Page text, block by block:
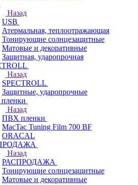
Назад
USB
Атермальная, теплоотражающая
Тонирующие солнцезащитные
Матовые и декоративные
Защитная, ударопрочная
Назад
SPECTROLL
Защитные, ударопрочные
Назад
ПВХ пленки
MacTac Tuning Film 700 BF
ORACAL
Назад
РАСПРОДАЖА
Тонирующие солнцезащитные
Матовые и декоративные